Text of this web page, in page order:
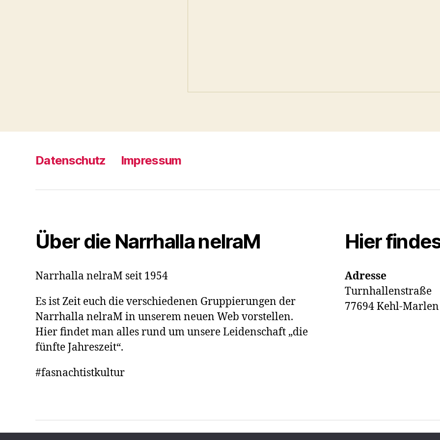
Datenschutz Impressum
Über die Narrhalla nelraM
Narrhalla nelraM seit 1954
Es ist Zeit euch die verschiedenen Gruppierungen der
Narrhalla nelraM in unserem neuen Web vorstellen.
Hier findet man alles rund um unsere Leidenschaft „die
fünfte Jahreszeit“.
#fasnachtistkultur
Hier
Adresse
Turnhallenstraße
77694 Kehl-Marlen